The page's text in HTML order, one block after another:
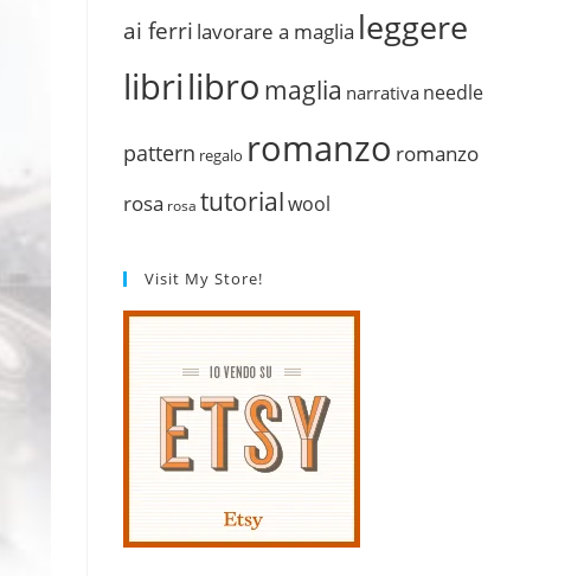
ai ferri lavorare a maglia leggere
librilibro maglia narrativa needle
pattern regalo romanzo romanzo
rosa rosa tutorialwool
Visit My Store!